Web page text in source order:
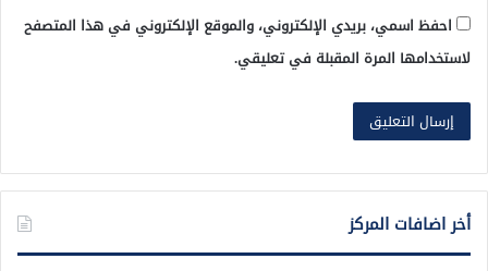
احفظ اسمي، بريدي الإلكتروني، والموقع الإلكتروني في هذا المتصفح
لاستخدامها المرة المقبلة في تعليقي.
أخر اضافات المركز